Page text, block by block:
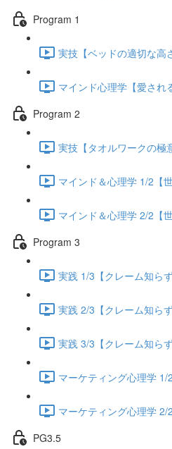
Program 1
実技【ベッドの適切な高
マインド心理学【愛され
Program 2
実技【タオルワークの
マインド＆心理学 1/2【
マインド＆心理学 2/2【
Program 3
実践 1/3【クレーム知ら
実践 2/3【クレーム知ら
実践 3/3【クレーム知ら
マーケティング心理学
マーケティング心理学
PG3.5